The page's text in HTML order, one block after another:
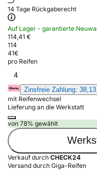
14 Tage Rückgaberecht
Auf Lager - garantierte
114,41 €
114
41€
pro Reifen
4
Zinsfreie Zahlung:
mit Reifenwechsel
Lieferung an die Werkstatt
von 78% gewählt
Verkauf durch CHECK24
Versand durch Giga-Reifen